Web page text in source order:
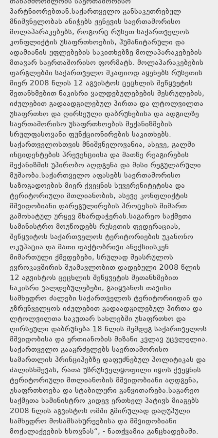
პარტნიორებთან.საქართველო განსაკუთრებულ
მნიშვნელობას ანიჭებს ჟენევის საერთაშორისო
მოლაპარაკებებს, როგორც რუსეთ-საქართველოს
კონფლიქტის უსაფრთხოების, ჰუმანიტარული და
ადამიანის უფლებების საკითხებზე მოლაპარაკებების
მთავარ საერთაშორისო ფორმატს. მოლაპარაკებების
ფარგლებში საქართველო მკაფიოდ აყენებს რუსეთის
მიერ 2008 წლის 12 აგვისტოს ცეცხლის შეწყვეტის
შეთანხმებით ნაკისრი ვალდებულებების შესრულების,
იძულებით გადაადგილებულ პირთა და ლტოლვილთა
უსაფრთხო და ღირსეული დაბრუნებისა და ადგილზე
საერთაშორისო უსაფრთხოების მექანიზმების
სრულფასოვანი ფუნქციონირების საკითხებს.
საქართველოსთვის მნიშვნელოვანია, ასევე, გალში
ინციდენტების პრევენციისა და მათზე რეაგირების
მექანიზმის უპირობო აღდგენა და მისი რეგულარული
მუშაობა.საქართველო აფასებს საერთაშორისო
საზოგადოების მიერ ქვეყნის სუვერენიტეტისა და
ტერიტორიული მთლიანობის, ასევე კონფლიქტის
მშვიდობიანი დარეგულირების პროცესის მიმართ
გამოხატულ ურყევ მხარდაჭერას.საგარეო საქმეთა
სამინისტრო მოუწოდებს რუსეთის ფედერაციას,
შეწყვიტოს საქართველოს ტერიტორიების უკანონო
ოკუპაცია და მათი ფაქტობრივი ანექსიისკენ
მიმართული ქმედებები, სრულად შეასრულოს
ევროკავშირის შუამავლობით დადებული 2008 წლის
12 აგვისტოს ცეცხლის შეწყვეტის შეთანხმებით
ნაკისრი ვალდებულებები, გაიყვანოს თავისი
სამხედრო ძალები საქართველოს ტერიტორიიდან და
უზრუნველყოს იძულებით გადაადგილებულ პირთა და
ლტოლვილთა საკუთარ სახლებში უსაფრთხო და
ღირსეული დაბრუნება.18 წლის შემდეგ საქართველოს
მშვიდობისა და ერთიანობის მიზანი კვლავ უცვლელია.
საქართველო გააგრძელებს საერთაშორისო
სამართლის პრინციპებზე დაფუძნებულ პოლიტიკას და
ძალისხმევას, რათა უზრუნველყოფილი იყოს ქვეყნის
ტერიტორიული მთლიანობის მშვიდობიანი აღდგენა,
უსაფრთხოება და სტაბილური განვითარება.საგარეო
საქმეთა სამინისტრო კიდევ ერთხელ პატივს მიაგებს
2008 წლის აგვისტოს ომში გმირულად დაღუპული
სამხედრო მოსამსახურეებისა და მშვიდობიანი
მოქალაქეების ხსოვნას“, - ნათქვამია განცხადებაში.